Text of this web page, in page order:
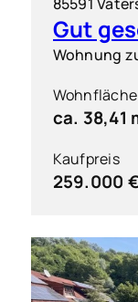
Wohnung
Wohnfläche
ca. 38,41
Kaufpreis
259.000 €